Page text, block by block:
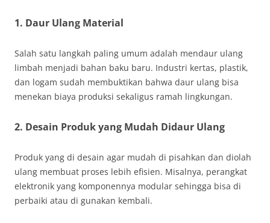
1. Daur Ulang Material
Salah satu langkah paling umum adalah mendaur ulang
limbah menjadi bahan baku baru. Industri kertas, plastik,
dan logam sudah membuktikan bahwa daur ulang bisa
menekan biaya produksi sekaligus ramah lingkungan.
2. Desain Produk yang Mudah Didaur Ulang
Produk yang di desain agar mudah di pisahkan dan diolah
ulang membuat proses lebih efisien. Misalnya, perangkat
elektronik yang komponennya modular sehingga bisa di
perbaiki atau di gunakan kembali.